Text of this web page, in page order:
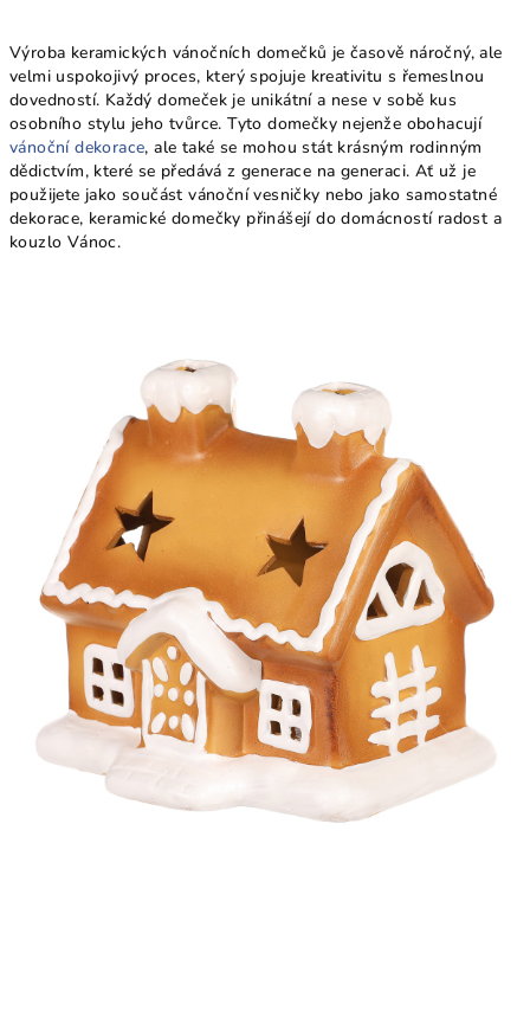
Výroba keramických vánočních domečků je časově náročný, ale
velmi uspokojivý proces, který spojuje kreativitu s řemeslnou
dovedností. Každý domeček je unikátní a nese v sobě kus
osobního stylu jeho tvůrce. Tyto domečky nejenže obohacují
vánoční dekorace, ale také se mohou stát krásným rodinným
dědictvím, které se předává z generace na generaci. Ať už je
použijete jako součást vánoční vesničky nebo jako samostatné
dekorace, keramické domečky přinášejí do domácností radost a
kouzlo Vánoc.